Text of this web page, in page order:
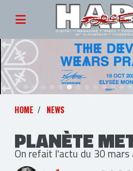
HOME NEWS
PLANÈTE
On refait l'actu du 30